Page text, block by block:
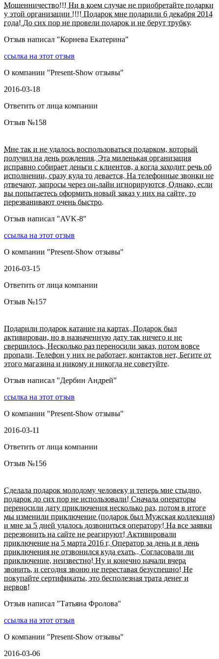
Мошенничество!!! Ни в коем случае не приобретайте подарки
у этой организации !!!! Подарок мне подарили 6 декабря 2014
года! До сих пор не провели подарок и не берут трубку.
Отзыв написал "Корнева Екатерина"
ссылка на этот отзыв
О компании "Present-Show отзывы"
2016-03-18
Ответить от лица компании
Отзыв №158
Мне так и не удалось воспользоваться подарком, который
получил на день рождения. Эта миленькая организация
исправно собирает деньги с клиентов, а когда заходит речь об
исполнении, сразу куда то девается. На телефонные звонки не
отвечают, запросы через он-лайн игнорируются. Однако, если
вы попытаетесь оформить новый заказ у них на сайте, то
перезванивают очень быстро.
Отзыв написал "AVK-8"
ссылка на этот отзыв
О компании "Present-Show отзывы"
2016-03-15
Ответить от лица компании
Отзыв №157
Подарили подарок катание на картах. Подарок был
активирован, но в назначенную дату так ничего и не
свершилось. Несколько раз переносили заказ, потом вовсе
пропали. Телефон у них не работает, контактов нет. Бегите от
этого магазина и никому и никогда не советуйте.
Отзыв написал "Дербин Андрей"
ссылка на этот отзыв
О компании "Present-Show отзывы"
2016-03-11
Ответить от лица компании
Отзыв №156
Сделала подарок молодому человеку и теперь мне стыдно,
подарок до сих пор не использовали! Сначала операторы
переносили дату приключения несколько раз, потом в итоге
мы изменили приключение (подарок был Мужская коллекция)
и мне за 5 дней удалось дозвониться оператору! На все заявки
перезвонить на сайте не реагируют! Активировали
приключение на 5 марта 2016 г. Оператор за день и в день
приключения не отзвонился куда ехать.. Согласовали ли
приключение, неизвестно! Ну и конечно начали вчера
звонить, и сегодня звоню не переставая безуспешно! Не
покупайте сертификаты, это бесполезная трата денег и
нервов!
Отзыв написал "Татьяна Фролова"
ссылка на этот отзыв
О компании "Present-Show отзывы"
2016-03-06